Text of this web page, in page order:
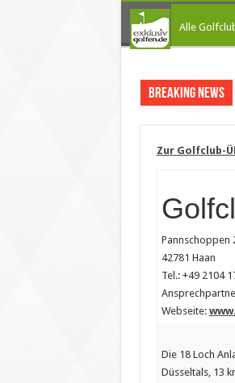
Alle
Breaking News
Zur Golfclub-
Pannschoppen
42781 Haan
Tel.: +49 2104
Webseite:
Die 18 Loch
Düsseltals, 13